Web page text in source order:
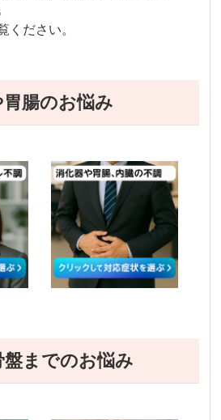
ください。
腸のお悩み
までのお悩み